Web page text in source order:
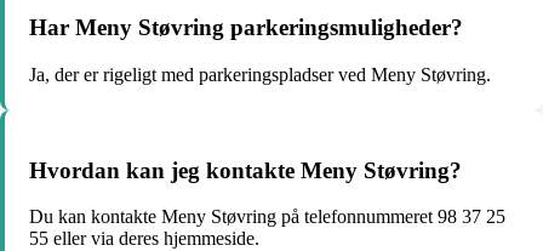
Har Meny Støvring parkeringsmuligheder?
Ja, der er rigeligt med parkeringspladser ved Meny Støvring.
Hvordan kan jeg kontakte Meny Støvring?
Du kan kontakte Meny Støvring på telefonnummeret 98 37 25
55 eller via deres hjemmeside.